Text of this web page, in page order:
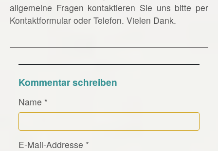
allgemeine Fragen kontaktieren Sie uns bitte per
Kontaktformular oder Telefon. Vielen Dank.
Kommentar schreiben
Name *
E-Mail-Addresse *